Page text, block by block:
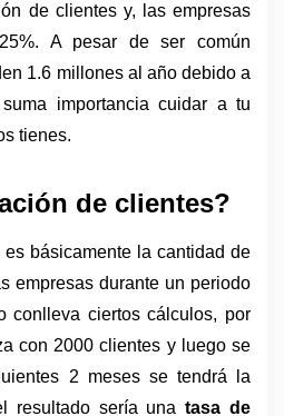
de clientes y, las empresas
A pesar de ser común
1.6 millones al año debido a
importancia cuidar a tu
tienes.
de clientes?
básicamente la cantidad de
empresas durante un periodo
conlleva ciertos cálculos, por
con 2000 clientes y luego se
2 meses se tendrá la
resultado sería una tasa de